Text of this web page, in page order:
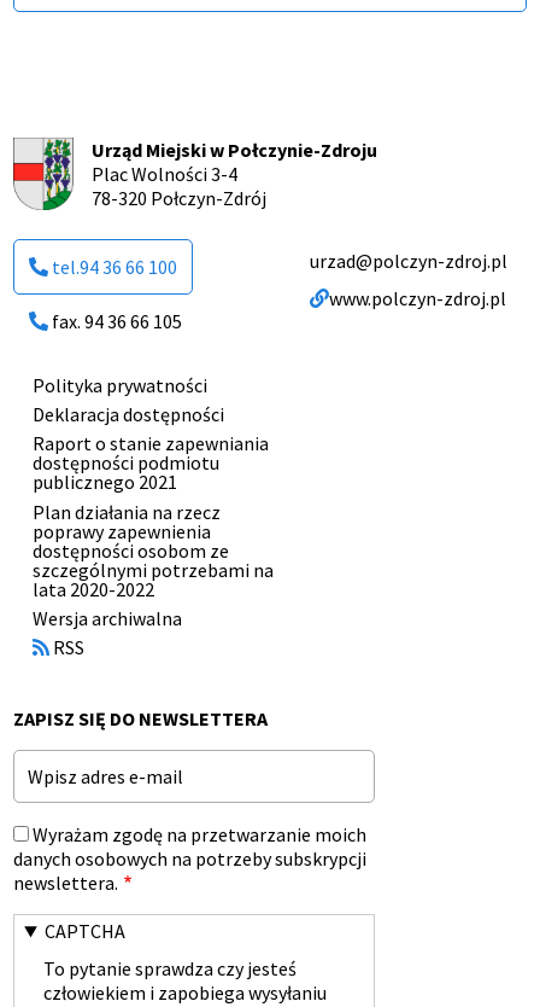
Urząd Miejski w Połczynie-Zdroju
Plac Wolności 3-4
78-320 Połczyn-Zdrój
tel.94 36 66 100
fax. 94 36 66 105
urzad@polczyn-zdroj.pl
www.polczyn-zdroj.pl
Menu
stopki
Polityka prywatności
Deklaracja dostępności
Raport o stanie zapewniania
dostępności podmiotu
publicznego 2021
Plan działania na rzecz
poprawy zapewnienia
dostępności osobom ze
szczególnymi potrzebami na
lata 2020-2022
Otworzy
się
w
Wersja archiwalna
RSS
ZAPISZ SIĘ DO NEWSLETTERA
Email
Wyrażam zgodę na przetwarzanie moich
danych osobowych na potrzeby subskrypcji
newslettera.
CAPTCHA
To pytanie sprawdza czy jesteś
człowiekiem i zapobiega wysyłaniu